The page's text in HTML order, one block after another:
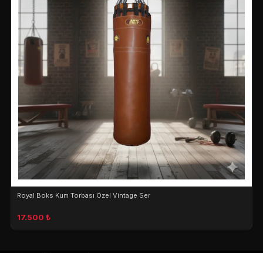
Royal Boks Kum Torbası Özel Vintage Ser
17.500 ₺